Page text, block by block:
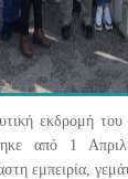
εκδρομή
από 1
εμπειρία,